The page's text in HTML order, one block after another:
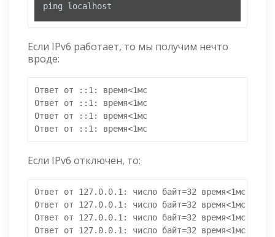
ping localhost
Если IPv6 работает, то мы получим нечто
вроде:
Ответ от ::1: время<1мс
Ответ от ::1: время<1мс
Ответ от ::1: время<1мс
Ответ от ::1: время<1мс
Если IPv6 отключен, то:
Ответ от 127.0.0.1: число байт=32 время<1мс
Ответ от 127.0.0.1: число байт=32 время<1мс
Ответ от 127.0.0.1: число байт=32 время<1мс